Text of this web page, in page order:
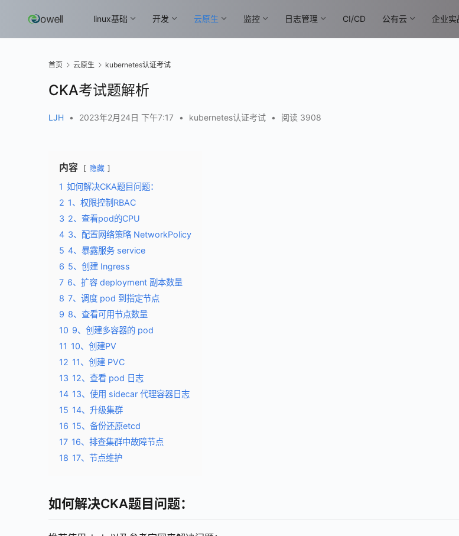
linux基础 开发 云原生 监控 日志管理 CI/CD 公有云 企业实
首页 云原生 kubernetes认证考试
CKA考试题解析
LJH • 2023年2月24日 下午7:17 • kubernetes认证考试 • 阅读 3908
内容 隐藏
1 如何解决CKA题目问题：
2 1、权限控制RBAC
3 2、查看pod的CPU
4 3、配置网络策略 NetworkPolicy
5 4、暴露服务 service
6 5、创建 Ingress
7 6、扩容 deployment 副本数量
8 7、调度 pod 到指定节点
9 8、查看可用节点数量
10 9、创建多容器的 pod
11 10、创建PV
12 11、创建 PVC
13 12、查看 pod 日志
14 13、使用 sidecar 代理容器日志
15 14、升级集群
16 15、备份还原etcd
17 16、排查集群中故障节点
18 17、节点维护
如何解决CKA题目问题：